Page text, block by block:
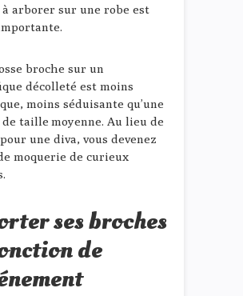
arborer sur une robe est
broche sur un
décolleté est moins
moins séduisante qu’une
taille moyenne. Au lieu de
une diva, vous devenez
moquerie de curieux
ses broches
de